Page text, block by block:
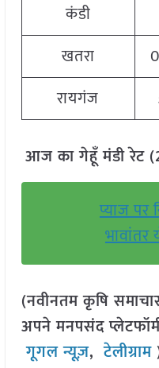
कंडी
खतरा
रायगंज
आज का गेहूँ मंडी रेट
प्याज पर
(नवीनतम कृषि
अपने मनपसंद
गूगल न्यूज़,टेलीग्राम